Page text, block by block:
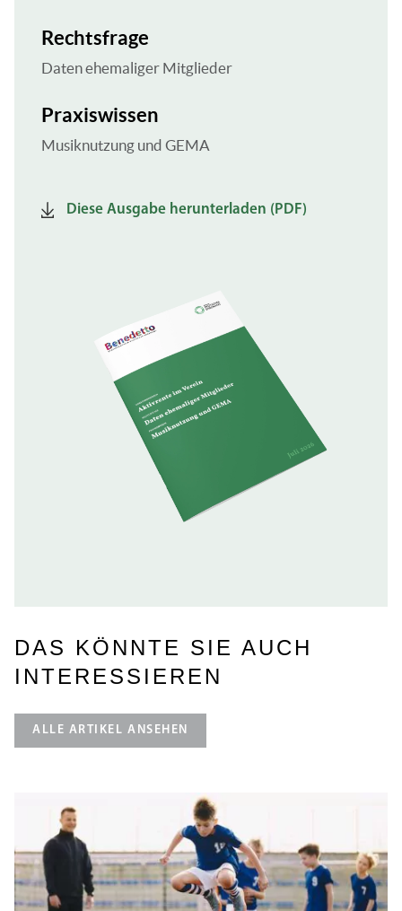
Rechtsfrage
Daten ehemaliger Mitglieder
Praxiswissen
Musiknutzung und GEMA
Diese Ausgabe herunterladen (PDF)
DAS KÖNNTE SIE AUCH
INTERESSIEREN
ALLE ARTIKEL ANSEHEN